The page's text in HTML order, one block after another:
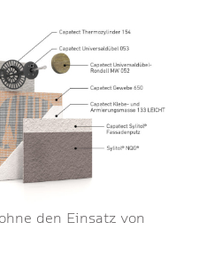
den Einsatz von